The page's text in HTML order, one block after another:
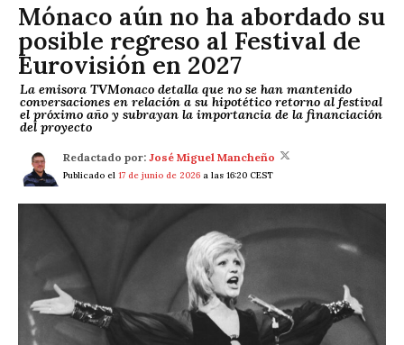
Mónaco aún no ha abordado su
posible regreso al Festival de
Eurovisión en 2027
La emisora TVMonaco detalla que no se han mantenido
conversaciones en relación a su hipotético retorno al festival
el próximo año y subrayan la importancia de la financiación
del proyecto
Redactado por: José Miguel Mancheño
Publicado el 17 de junio de 2026 a las 16:20 CEST